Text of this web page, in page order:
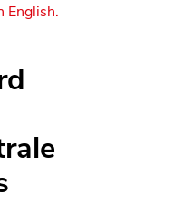
English.